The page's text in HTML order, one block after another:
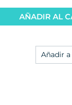
AÑADIR AL
Añadir